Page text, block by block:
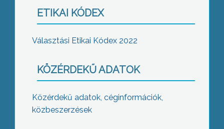
ETIKAI KÓDEX
Választási Etikai Kódex 2022
KÖZÉRDEKŰ ADATOK
Közérdekű adatok, céginformációk,
közbeszerzések